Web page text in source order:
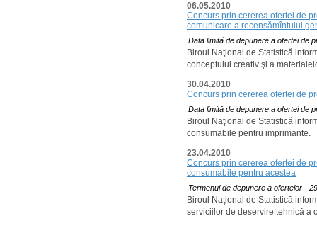
06.05.2010
Concurs prin cererea ofertei de
comunicare a recensămîntului
Data limită de depunere a ofertei de
Biroul Naţional de Statistică
conceptului creativ şi a
30.04.2010
Concurs prin cererea ofertei de
Data limită de depunere a ofertei de
Biroul Naţional de Statistică
consumabile pentru imprimante.
23.04.2010
Concurs prin cererea ofertei de
consumabile pentru acestea
Termenul de depunere a ofertelor -
Biroul Naţional de Statistică
serviciilor de deservire tehnică a